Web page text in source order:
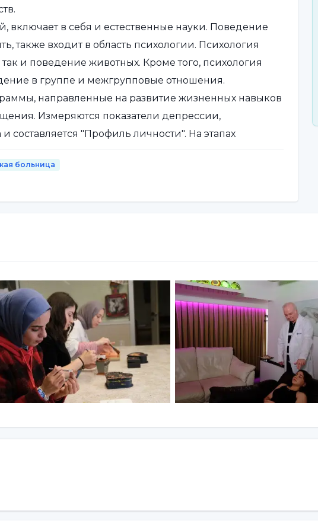
включает в себя и естественные науки. Поведение
также входит в область психологии. Психология
и поведение животных. Кроме того, психология
в группе и межгрупповые отношения.
направленные на развитие жизненных навыков
Измеряются показатели депрессии,
составляется "Профиль личности". На этапах
с помощью таких методов, как психодрама, группа,
в зависимости от необходимости.
люди.
обследования, знакомство с собой, своими
к обретению инсайта, а также к осознанию и
тест. Повышается осведомленность о чертах
эмпатия
применяются в различных групповых
в зависимости от потребностей человека. Они
молодые люди и взрослые воспринимают
события, подходы и процессы; на выявление и
способности лучше понимать других.
и уверенностью в себе применяются
больница